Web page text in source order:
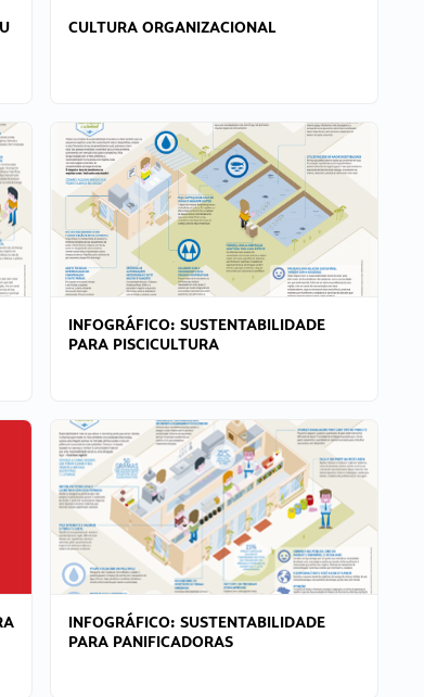
CULTURA ORGANIZACIONAL
INFOGRÁFICO: SUSTENTABILIDADE
PARA PISCICULTURA
INFOGRÁFICO: SUSTENTABILIDADE
PARA PANIFICADORAS